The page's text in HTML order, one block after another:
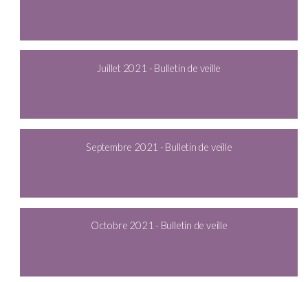
Juillet 2021 - Bulletin de veille
Septembre 2021 - Bulletin de veille
Octobre 2021 - Bulletin de veille